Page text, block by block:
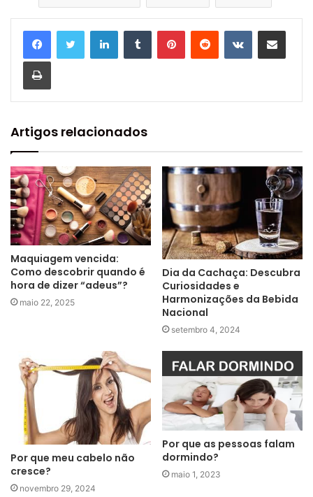
Artigos relacionados
Maquiagem vencida:
Como descobrir quando é
hora de dizer “adeus”?
maio 22, 2025
Dia da Cachaça: Descubra
Curiosidades e
Harmonizações da Bebida
Nacional
setembro 4, 2024
Por que meu cabelo não
cresce?
novembro 29, 2024
Por que as pessoas falam
dormindo?
maio 1, 2023